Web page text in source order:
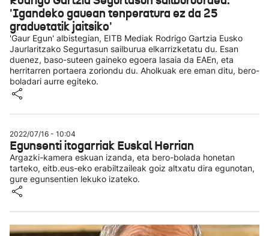
'Igandeko gauean tenperatura ez da 25
graduetatik jaitsiko'
'Gaur Egun' albistegian, EITB Mediak Rodrigo Gartzia Eusko
Jaurlaritzako Segurtasun sailburua elkarrizketatu du. Esan
duenez, baso-suteen gaineko egoera lasaia da EAEn, eta
herritarren portaera zoriondu du. Aholkuak ere eman ditu, bero-
boladari aurre egiteko.
2022/07/16 - 10:04
Egunsenti itogarriak Euskal Herrian
Argazki-kamera eskuan izanda, eta bero-bolada honetan
tarteko, eitb.eus-eko erabiltzaileak goiz altxatu dira egunotan,
gure egunsentien lekuko izateko.